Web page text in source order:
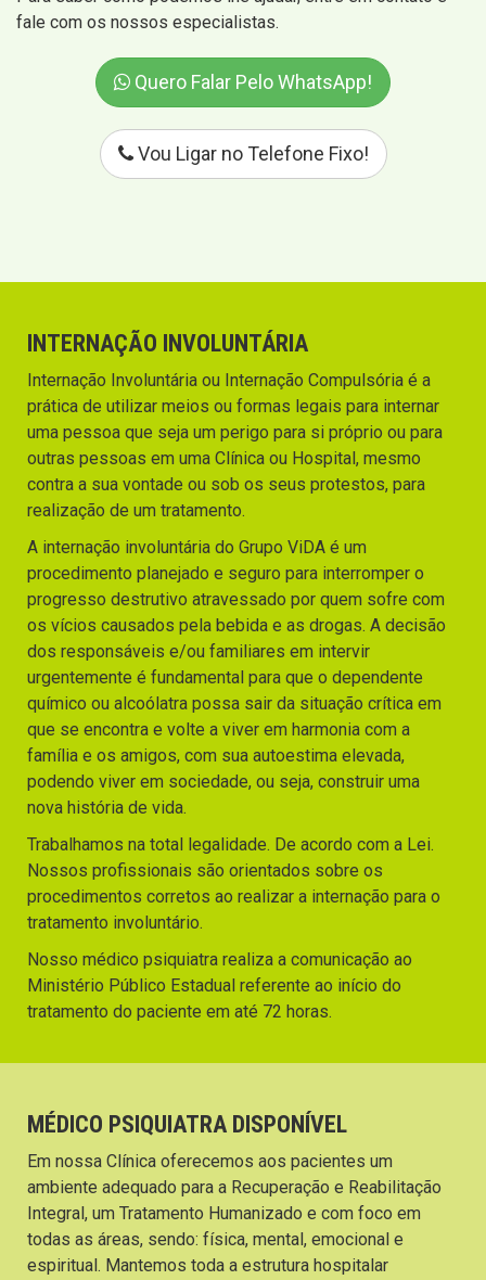
fale com os nossos especialistas.
Quero Falar Pelo WhatsApp!
Vou Ligar no Telefone Fixo!
INTERNAÇÃO INVOLUNTÁRIA
Internação Involuntária ou Internação Compulsória é a
prática de utilizar meios ou formas legais para internar
uma pessoa que seja um perigo para si próprio ou para
outras pessoas em uma Clínica ou Hospital, mesmo
contra a sua vontade ou sob os seus protestos, para
realização de um tratamento.
A internação involuntária do Grupo ViDA é um
procedimento planejado e seguro para interromper o
progresso destrutivo atravessado por quem sofre com
os vícios causados pela bebida e as drogas. A decisão
dos responsáveis e/ou familiares em intervir
urgentemente é fundamental para que o dependente
químico ou alcoólatra possa sair da situação crítica em
que se encontra e volte a viver em harmonia com a
família e os amigos, com sua autoestima elevada,
podendo viver em sociedade, ou seja, construir uma
nova história de vida.
Trabalhamos na total legalidade. De acordo com a Lei.
Nossos profissionais são orientados sobre os
procedimentos corretos ao realizar a internação para o
tratamento involuntário.
Nosso médico psiquiatra realiza a comunicação ao
Ministério Público Estadual referente ao início do
tratamento do paciente em até 72 horas.
MÉDICO PSIQUIATRA DISPONÍVEL
Em nossa Clínica oferecemos aos pacientes um
ambiente adequado para a Recuperação e Reabilitação
Integral, um Tratamento Humanizado e com foco em
todas as áreas, sendo: física, mental, emocional e
espiritual. Mantemos toda a estrutura hospitalar